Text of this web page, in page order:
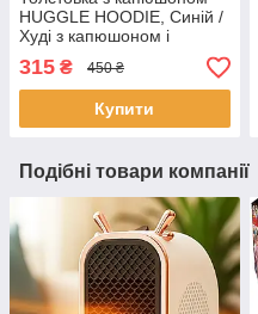
HUGGLE HOODIE, Синій /
Худі з капюшоном і
плед з капюшоном
315 ₴ 450 ₴
Купити
Подібні товари компанії